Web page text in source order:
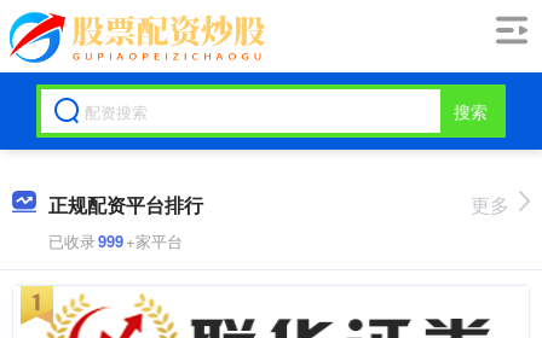
搜索
正规配资平台排行
已收录999+家平台
更多